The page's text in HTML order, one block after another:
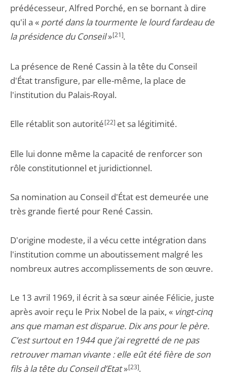
prédécesseur, Alfred Porché, en se bornant à dire
qu'il a « porté dans la tourmente le lourd fardeau de
la présidence du Conseil»[21].
La présence de René Cassin à la tête du Conseil
d'État transfigure, par elle-même, la place de
l'institution du Palais-Royal.
Elle rétablit son autorité[22] et sa légitimité.
Elle lui donne même la capacité de renforcer son
rôle constitutionnel et juridictionnel.
Sa nomination au Conseil d'État est demeurée une
très grande fierté pour René Cassin.
D'origine modeste, il a vécu cette intégration dans
l'institution comme un aboutissement malgré les
nombreux autres accomplissements de son œuvre.
Le 13 avril 1969, il écrit à sa sœur ainée Félicie, juste
après avoir reçu le Prix Nobel de la paix, « vingt-cinq
ans que maman est disparue. Dix ans pour le père.
C’est surtout en 1944 que j’ai regretté de ne pas
retrouver maman vivante : elle eût été fière de son
fils à la tête du Conseil d’Etat»[23].